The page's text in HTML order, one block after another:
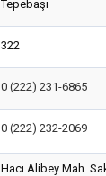
Tepebaşı
322
0 (222) 231-6865
0 (222) 232-2069
Hacı Alibey Mah.